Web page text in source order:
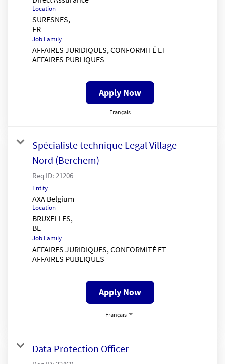
Location
SURESNES,
Job Family
AFFAIRES JURIDIQUES, CONFORMITÉ ET
AFFAIRES PUBLIQUES
Apply Now
Français
Spécialiste technique Legal Village
Nord (Berchem)
Req ID: 21206
Entity
AXA Belgium
Location
BRUXELLES,
Job Family
AFFAIRES JURIDIQUES, CONFORMITÉ ET
AFFAIRES PUBLIQUES
Apply Now
Français
Data Protection Officer